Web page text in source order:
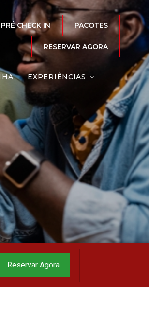
PRÉ CHECK IN PACOTES
RESERVAR AGORA
EXPERIÊNCIAS
Reserve agora, com
o melhor preço
garantido
▼
Reservar Agora